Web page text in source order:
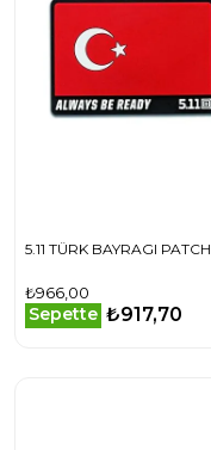
5.11 TÜRK BAYRAGI PATCH
₺966,00
Sepette ₺917,70